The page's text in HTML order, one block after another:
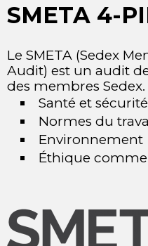
SMETA 4-
Le SMETA (Sedex
Audit) est un audit
des membres
Santé et sécurité
Normes du
Environnement
Éthique